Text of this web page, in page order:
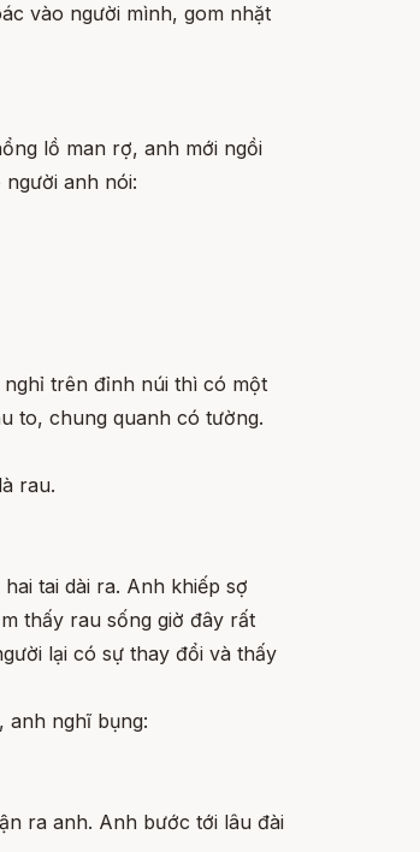
vào người mình, gom nhặt
lồ man rợ, anh mới ngồi
anh nói:
trên đỉnh núi thì có một
to, chung quanh có tường.
rau.
tai dài ra. Anh khiếp sợ
thấy rau sống giờ đây rất
lại có sự thay đổi và thấy
anh nghĩ bụng:
ra anh. Anh bước tới lâu đài